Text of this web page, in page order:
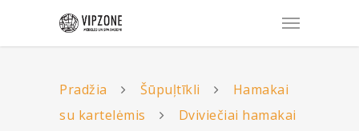
Pradžia Šūpuļtīkli
Hamakai
su kartelėmis
Dviviečiai hamakai